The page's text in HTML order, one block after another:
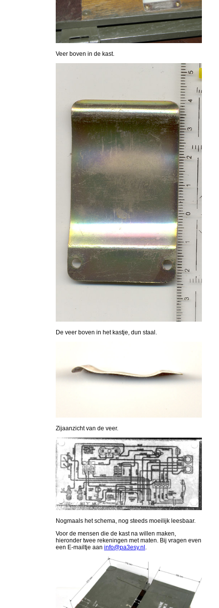
Veer boven in de kast.
De veer boven in het kastje, dun staal.
Zijaanzicht van de veer.
Nogmaals het schema, nog steeds moeilijk leesbaar.
Voor de mensen die de kast na willen maken,
hieronder twee rekeningen met maten. Bij vragen even
een E-mailtje aan info@pa3esy.nl